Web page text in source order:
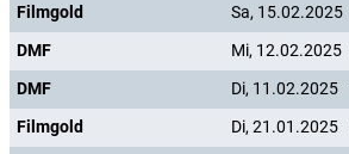
Filmgold
Sa, 15.02.2025
DMF
Mi, 12.02.2025
DMF
Di, 11.02.2025
Filmgold
Di, 21.01.2025